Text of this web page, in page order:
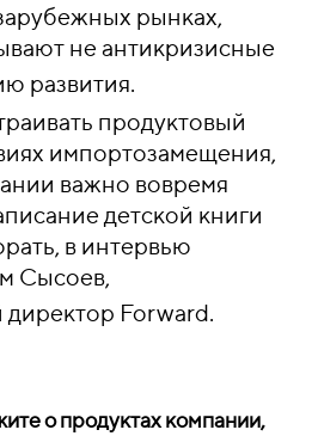
рынках,
не антикризисные
развития.
продуктовый
импортозамещения,
важно вовремя
детской книги
в интервью
Сысоев,
Forward.
о продуктах компании,